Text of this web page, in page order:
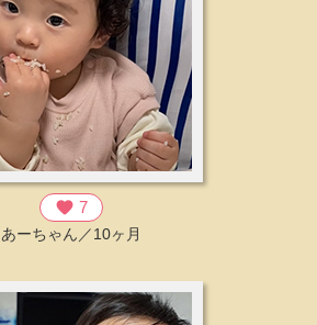
favorite 7
あーちゃん／10ヶ月